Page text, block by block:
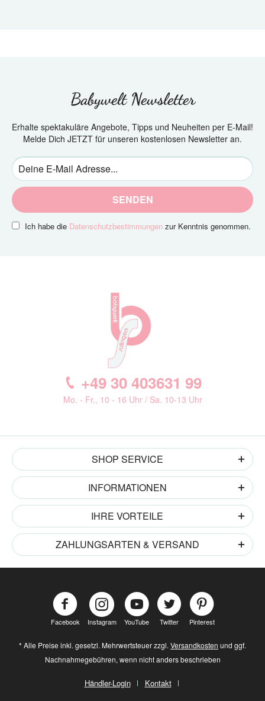
Babywelt Newsletter
Erhalte spektakuläre Angebote, Tipps und Neuheiten per E-Mail!
Melde Dich JETZT für unseren kostenlosen Newsletter an.
SENDEN
Ich habe die Datenschutzbestimmungen zur Kenntnis genommen.
+49 30 403631 99
Mo. - Fr., 10 - 16 Uhr / Sa. 10-13 Uhr
SHOP SERVICE
INFORMATIONEN
IHRE VORTEILE
ZAHLUNGSARTEN & VERSAND
Facebook Instagram YouTube Twitter Pinterest
* Alle Preise inkl. gesetzl. Mehrwertsteuer zzgl. Versandkosten und ggf.
Nachnahmegebühren, wenn nicht anders beschrieben
Händler-Login
Kontakt